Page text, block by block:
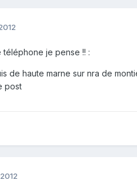
je pense !! :
de haute marne sur nra de
post